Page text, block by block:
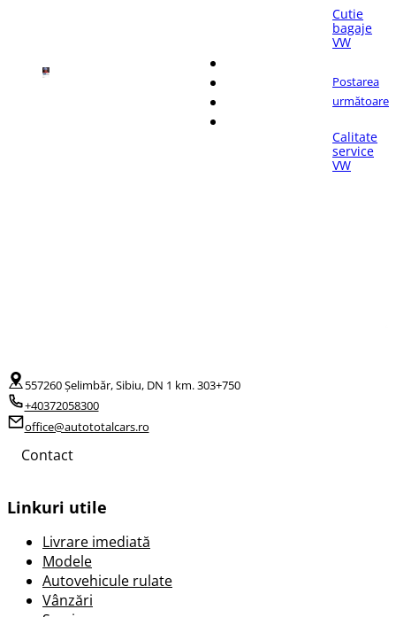
Cutie
bagaje
VW
Postarea
următoare
Calitate
service
VW
557260 Șelimbăr, Sibiu, DN 1 km. 303+750
+40372058300
office@autototalcars.ro
Contact
Linkuri utile
Livrare imediată
Modele
Autovehicule rulate
Vânzări